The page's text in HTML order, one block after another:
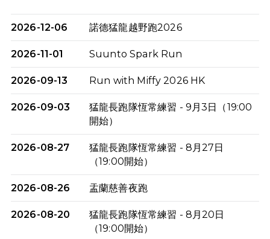
2026-12-06 諾德猛龍越野跑2026
2026-11-01 Suunto Spark Run
2026-09-13 Run with Miffy 2026 HK
2026-09-03
猛龍長跑隊恆常練習 - 9月3日（19:00
開始）
2026-08-27
猛龍長跑隊恆常練習 - 8月27日
（19:00開始）
2026-08-26 盂蘭慈善夜跑
2026-08-20
猛龍長跑隊恆常練習 - 8月20日
（19:00開始）